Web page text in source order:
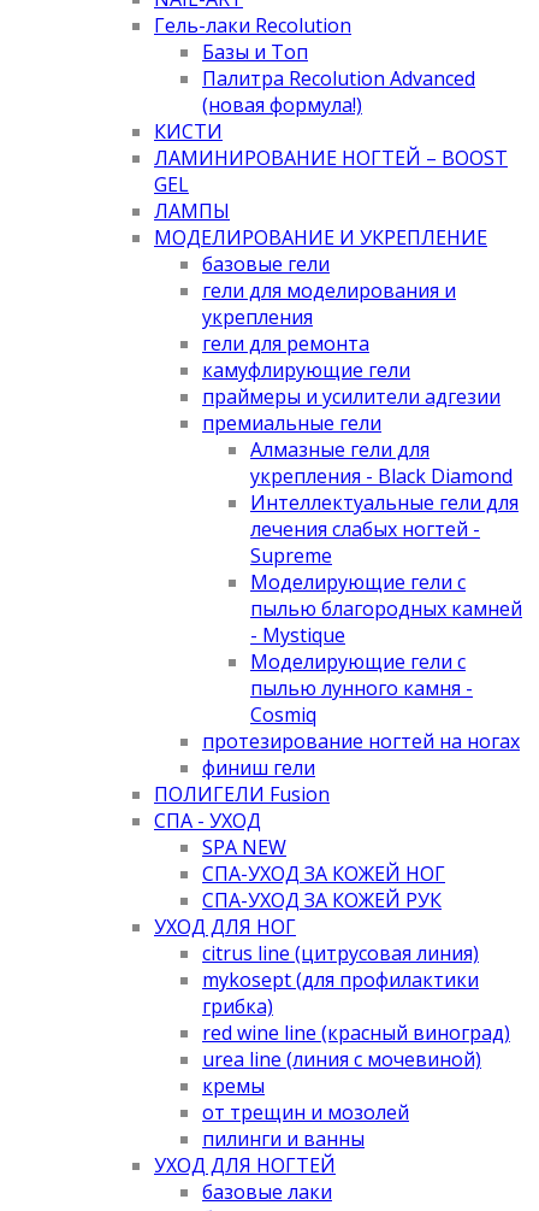
Гель-лаки Recolution
Базы и Топ
Палитра Recolution Advanced
(новая формула!)
КИСТИ
ЛАМИНИРОВАНИЕ НОГТЕЙ – BOOST
GEL
ЛАМПЫ
МОДЕЛИРОВАНИЕ И УКРЕПЛЕНИЕ
базовые гели
гели для моделирования и
укрепления
гели для ремонта
камуфлирующие гели
праймеры и усилители адгезии
премиальные гели
Алмазные гели для
укрепления - Black Diamond
Интеллектуальные гели для
лечения слабых ногтей -
Supreme
Моделирующие гели с
пылью благородных камней
- Mystique
Моделирующие гели с
пылью лунного камня -
Cosmiq
протезирование ногтей на ногах
финиш гели
ПОЛИГЕЛИ Fusion
СПА - УХОД
SPA NEW
СПА-УХОД ЗА КОЖЕЙ НОГ
СПА-УХОД ЗА КОЖЕЙ РУК
УХОД ДЛЯ НОГ
citrus line (цитрусовая линия)
mykosept (для профилактики
грибка)
red wine line (красный виноград)
urea line (линия с мочевиной)
кремы
от трещин и мозолей
пилинги и ванны
УХОД ДЛЯ НОГТЕЙ
базовые лаки